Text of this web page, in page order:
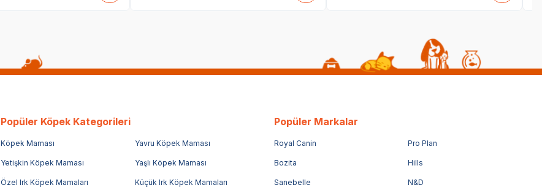
Popüler Köpek Kategorileri
Köpek Maması Yavru Köpek Maması
Yetişkin Köpek Maması Yaşlı Köpek Maması
Özel Irk Köpek Mamaları Küçük Irk Köpek Mamaları
Popüler Markalar
Royal Canin Pro Plan
Bozita Hills
Sanebelle N&D